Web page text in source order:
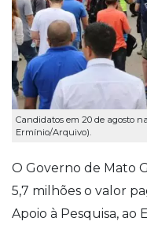
Candidatos em 20 de agosto
Ermínio/Arquivo).
O Governo de Mato
5,7 milhões o valor
Apoio à Pesquisa, ao